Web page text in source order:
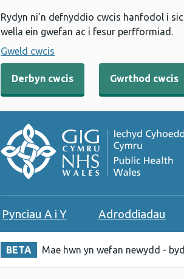
Rydyn ni’n defnyddio cwcis hanfodol i
wella ein gwefan ac i fesur perfformiad.
Gweld cwcis
Derbyn cwcis Gwrthod cwcis
Pynciau A i Y Adroddiadau
BETA Mae hwn yn wefan newydd -